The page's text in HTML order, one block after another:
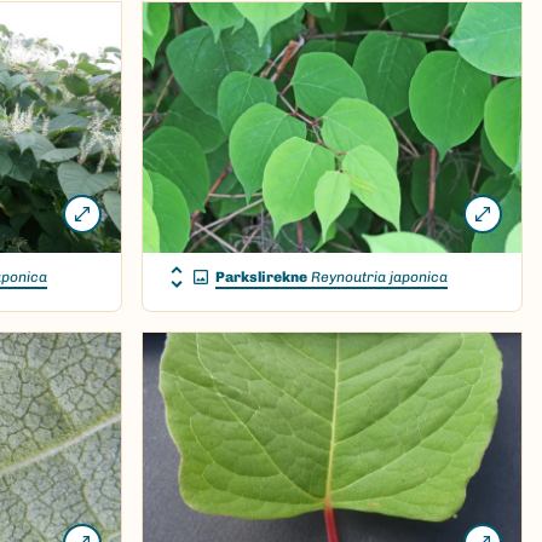
Parkslirekne Reynoutria japonica